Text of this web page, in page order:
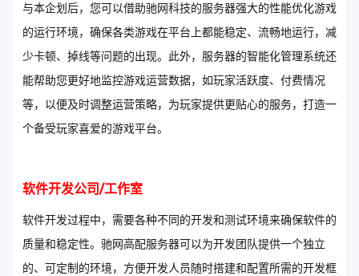
与本企划后，您可以借助驰网科技的服务器强大的性能优化游戏
的运行环境，确保各类游戏在平台上都能稳定、流畅地运行，减
少卡顿、掉线等问题的出现。此外，服务器的智能化管理系统还
能帮助您更好地监控游戏运营数据，如玩家活跃度、付费情况
等，以便及时调整运营策略，为玩家提供更贴心的服务，打造一
个备受玩家喜爱的游戏平台。
软件开发公司/工作室
软件开发过程中，需要各种不同的开发和测试环境来确保软件的
质量和稳定性。驰网高配服务器可以为开发团队提供一个独立
的、可定制的环境，方便开发人员随时搭建和配置所需的开发框